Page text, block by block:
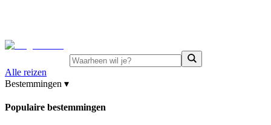
Alle reizen
Bestemmingen ▾
Populaire bestemmingen